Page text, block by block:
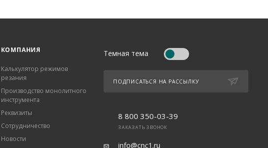
КОМПАНИЯ
Калькулятор режимов
резания
Производство монолитного
инструмента
Реквизиты
Сотрудничество
Новости
Темная тема
ПОДПИСАТЬСЯ НА РАССЫЛКУ
8 800 350-03-39
ЗАКАЗАТЬ ЗВОНОК
info@cnc1.ru